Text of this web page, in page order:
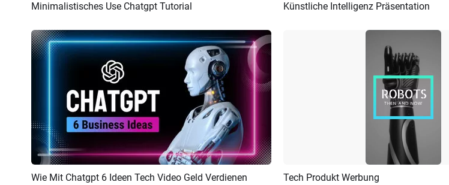
Vorschau KI Erstellen
Minimalistisches Use Chatgpt Tutorial Vorschau KI Erstellen
Künstliche Intelligenz Präsentation
Vorschau KI Erstellen
Wie Mit Chatgpt 6 Ideen Tech Video Geld Verdienen Vorschau
Tech Produkt Werbung